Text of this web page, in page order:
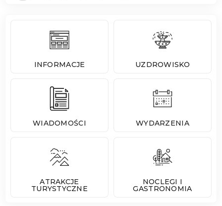
INFORMACJE UZDROWISKO
WIADOMOŚCI WYDARZENIA
ATRAKCJE
TURYSTYCZNE
NOCLEGI I
GASTRONOMIA